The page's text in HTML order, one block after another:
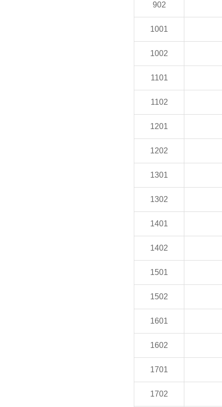
902
1001
1002
1101
1102
1201
1202
1301
1302
1401
1402
1501
1502
1601
1602
1701
1702